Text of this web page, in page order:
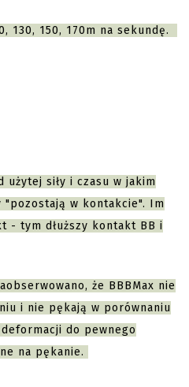
130, 150, 170m na sekundę.
siły i czasu w jakim
w kontakcie". Im
- tym dłuższy kontakt BB i
że BBBMax nie
i nie pękają w porównaniu
do pewnego
na pękanie.